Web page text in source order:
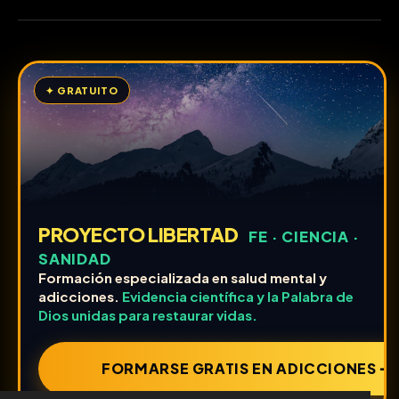
✦ GRATUITO
PROYECTO LIBERTAD
FE · CIENCIA ·
SANIDAD
Formación especializada en salud mental y
adicciones. Evidencia científica y la Palabra de
Dios unidas para restaurar vidas.
FORMARSE GRATIS EN ADICCIONES ➔